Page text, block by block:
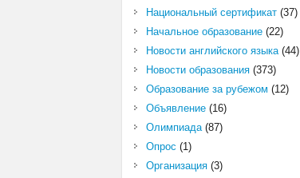
Национальный сертификат(37)
Начальное образование(22)
Новости английского языка(44)
Новости образования(373)
Образование за рубежом (12)
Объявление(16)
Олимпиада(87)
Опрос (1)
Организация(3)